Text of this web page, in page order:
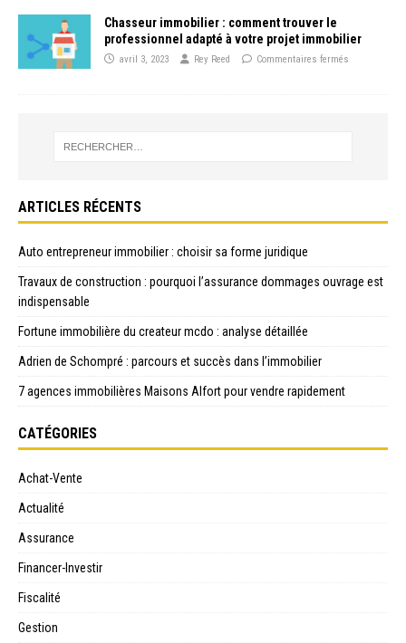
Chasseur immobilier : comment trouver le
professionnel adapté à votre projet immobilier
avril 3, 2023 Rey Reed Commentaires fermés
ARTICLES RÉCENTS
Auto entrepreneur immobilier : choisir sa forme juridique
Travaux de construction : pourquoi l’assurance dommages ouvrage est
indispensable
Fortune immobilière du createur mcdo : analyse détaillée
Adrien de Schompré : parcours et succès dans l’immobilier
7 agences immobilières Maisons Alfort pour vendre rapidement
CATÉGORIES
Achat-Vente
Actualité
Assurance
Financer-Investir
Fiscalité
Gestion